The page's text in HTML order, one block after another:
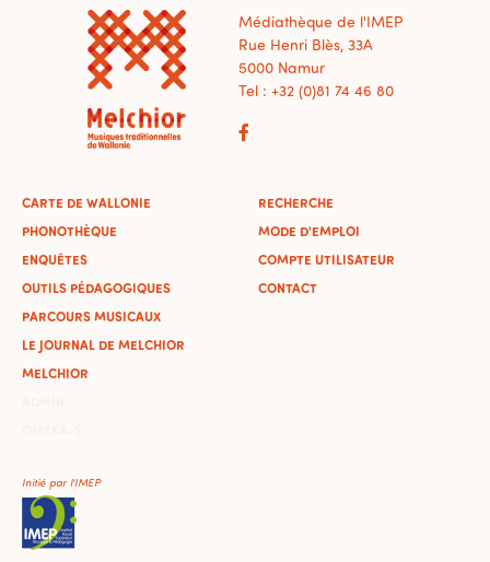
Médiathèque de l'IMEP
Rue Henri Blès, 33A
5000 Namur
Tel : +32 (0)81 74 46 80
CARTE DE WALLONIE
PHONOTHÈQUE
ENQUÊTES
OUTILS PÉDAGOGIQUES
PARCOURS MUSICAUX
LE JOURNAL DE MELCHIOR
MELCHIOR
RECHERCHE
MODE D'EMPLOI
COMPTE UTILISATEUR
CONTACT
Initié par l'IMEP